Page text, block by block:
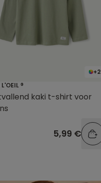
+2
®
kaki t-shirt voor
5,99 €